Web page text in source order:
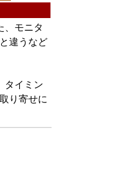
、モニタ
違うなど
タイミン
り寄せに